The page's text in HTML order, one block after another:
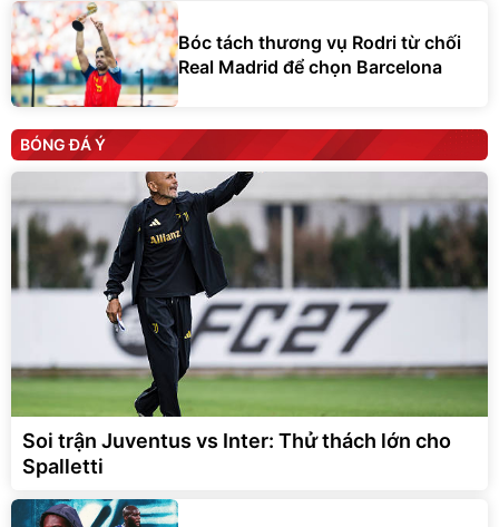
Bóc tách thương vụ Rodri từ chối
Real Madrid để chọn Barcelona
BÓNG ĐÁ Ý
Soi trận Juventus vs Inter: Thử thách lớn cho
Spalletti